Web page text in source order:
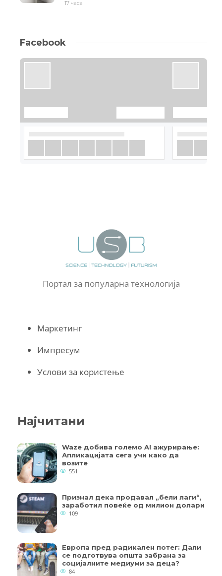
17 часа
Facebook
Портал за популарна технологија
Маркетинг
Импресум
Услови за користење
Најчитани
Waze добива големо AI ажурирање:
Апликацијата сега учи како да
возите
551
Признал дека продавал „бели лаги“,
заработил повеќе од милион долари
109
Европа пред радикален потег: Дали
се подготвува општа забрана за
социјалните медиуми за деца?
84